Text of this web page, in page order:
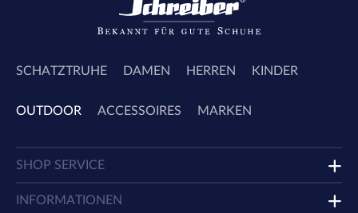
SCHATZTRUHE DAMEN HERREN KINDER
OUTDOOR ACCESSOIRES MARKEN
SHOP SERVICE
INFORMATIONEN